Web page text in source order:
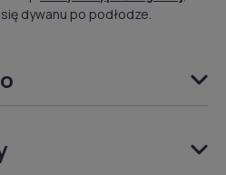
dywanu po podłodze.